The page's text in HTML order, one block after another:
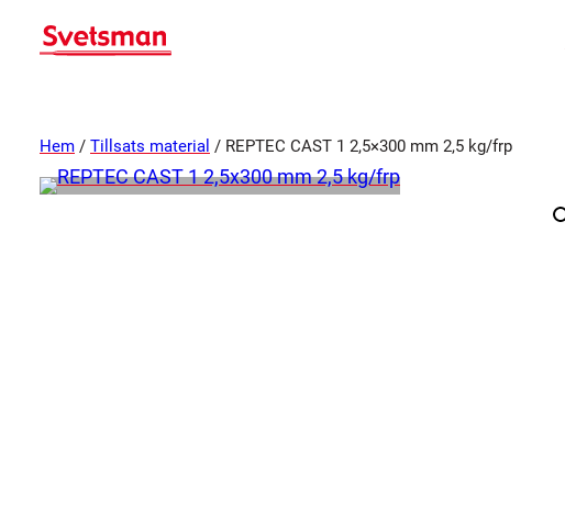
Hem / Tillsats material / REPTEC CAST 1 2,5×300 mm 2,5 kg/frp